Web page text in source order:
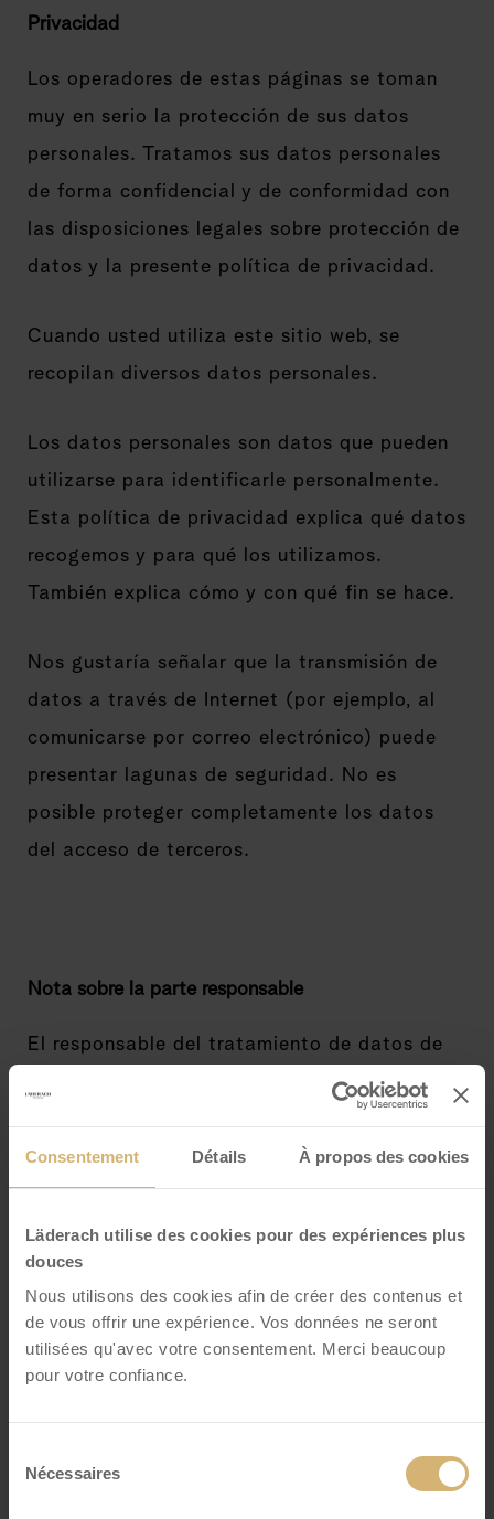
Consentement Détails À propos des cookies
Läderach utilise des cookies pour des expériences plus
douces
Nous utilisons des cookies afin de créer des contenus et
de vous offrir une expérience. Vos données ne seront
utilisées qu'avec votre consentement. Merci beaucoup
pour votre confiance.
Nécessaires
Privacidad
Los operadores de estas páginas se toman
muy en serio la protección de sus datos
personales. Tratamos sus datos personales
de forma confidencial y de conformidad con
las disposiciones legales sobre protección de
datos y la presente política de privacidad.
Cuando usted utiliza este sitio web, se
recopilan diversos datos personales.
Los datos personales son datos que pueden
utilizarse para identificarle personalmente.
Esta política de privacidad explica qué datos
recogemos y para qué los utilizamos.
También explica cómo y con qué fin se hace.
Nos gustaría señalar que la transmisión de
datos a través de Internet (por ejemplo, al
comunicarse por correo electrónico) puede
presentar lagunas de seguridad. No es
posible proteger completamente los datos
del acceso de terceros.
Nota sobre la parte responsable
El responsable del tratamiento de datos de
Läderach (Schweiz) AG
Bleiche 14
CH-8755 Ennenda
Teléfono:+41 55 645 44 55
Correo electrónico:
houseofladerach@laderach.com
que, sola o conjuntamente con otras, decide